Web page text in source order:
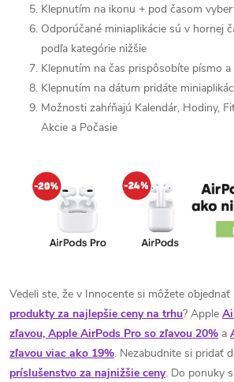
Klepnutím na ikonu + pod časom
Odporúčané miniaplikácie sú v hornej
podľa kategórie nižšie
Klepnutím na čas prispôsobíte písmo a
Klepnutím na dátum pridáte
Možnosti zahŕňajú Kalendár, Hodiny,
Akcie a Počasie
Vedeli ste, že v Innocente si môžete objednať
produkty za najlepšie ceny na trhu? Apple
zľavou, Apple AirPods Pro so zľavou 20% a
zľavou viac ako 19%. Nezabudnite si pridať
príslušenstvo za najnižšie ceny. Do ponuky